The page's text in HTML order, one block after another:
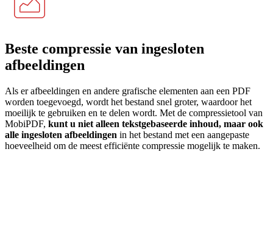
Beste compressie van ingesloten
afbeeldingen
Als er afbeeldingen en andere grafische elementen aan een PDF
worden toegevoegd, wordt het bestand snel groter, waardoor het
moeilijk te gebruiken en te delen wordt. Met de compressietool van
MobiPDF, kunt u niet alleen tekstgebaseerde inhoud, maar ook
alle ingesloten afbeeldingen in het bestand met een aangepaste
hoeveelheid om de meest efficiënte compressie mogelijk te maken.